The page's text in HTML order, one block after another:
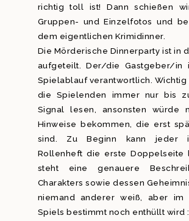
richtig toll ist! Dann schießen
Gruppen- und Einzelfotos und
dem eigentlichen Krimidinner.
Die Mörderische Dinnerparty ist in
aufgeteilt. Der/die Gastgeber/in
Spielablauf verantwortlich. Wichtig
die Spielenden immer nur bis
Signal lesen, ansonsten würde
Hinweise bekommen, die erst
sind. Zu Beginn kann jeder
Rollenheft die erste Doppelseite
steht eine genauere
Charakters sowie dessen
niemand anderer weiß, aber im
Spiels bestimmt noch enthüllt wird